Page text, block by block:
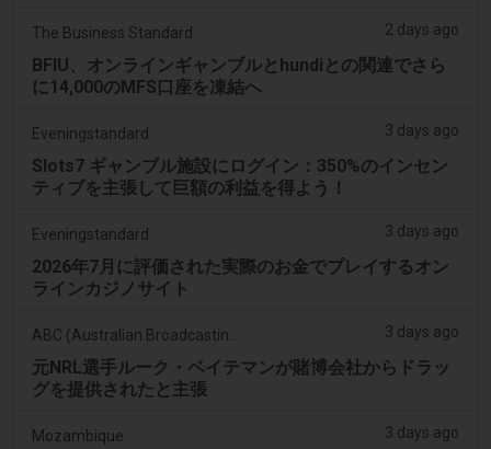
The Business Standard 2 days ago
BFIU、オンラインギャンブルとhundiとの関連でさら
に14,000のMFS口座を凍結へ
Eveningstandard 3 days ago
Slots7 ギャンブル施設にログイン：350%のインセン
ティブを主張して巨額の利益を得よう！
Eveningstandard 3 days ago
2026年7月に評価された実際のお金でプレイするオン
ラインカジノサイト
3 days ago
元NRL選手ルーク・ベイテマンが賭博会社からドラッ
グを提供されたと主張
Mozambique 3 days ago